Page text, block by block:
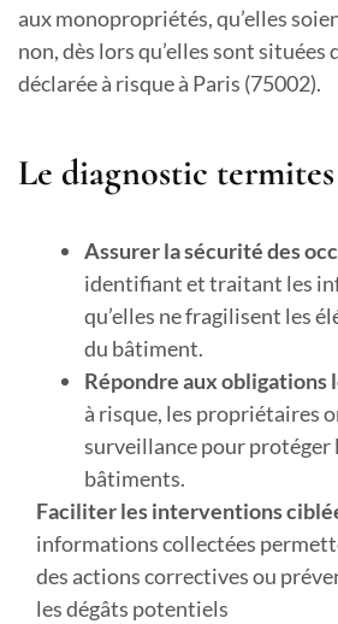
aux monopropriétés, qu’elles
non, dès lors qu’elles sont situées
déclarée à risqueà Paris (75002).
Le diagnostic
Assurer la sécurité des
identifiant et traitant les
qu’elles ne fragilisent les
du bâtiment.
Répondre aux obligations
à risque, les propriétaires
surveillance pour protéger
bâtiments.
Faciliter les interventions
informations collectées
des actions correctives ou
les dégâts potentiels